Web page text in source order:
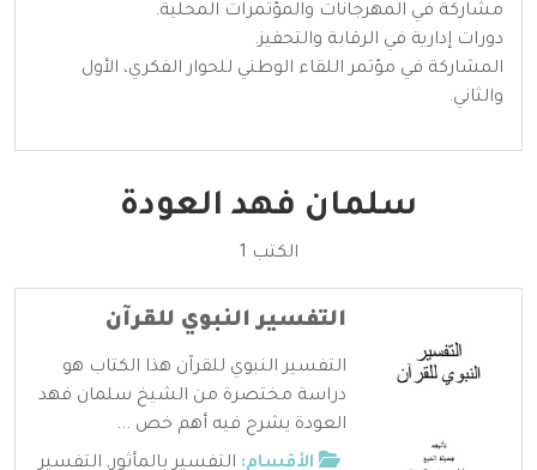
مشاركة في المهرجانات والمؤتمرات المحلية.
دورات إدارية في الرقابة والتحفيز.
المشاركة في مؤتمر اللقاء الوطني للحوار الفكري، الأول
والثاني.
سلمان فهد العودة
الكتب 1
التفسير النبوي للقرآن
التفسير النبوي للقرآن هذا الكتاب هو
دراسة مختصرة من الشيخ سلمان فهد
العودة يشرح فيه أهم خص ...
الأقسام: التفسير بالمأثور, التفسير